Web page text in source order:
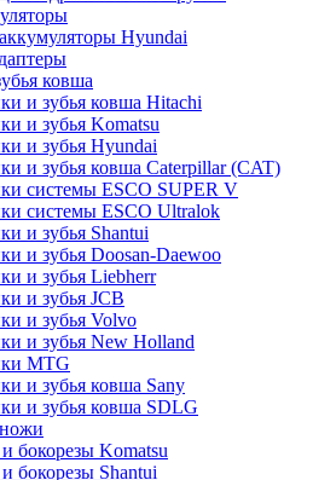
Hyundai
ковша
и зубья ковша Hitachi
и зубья Komatsu
и зубья Hyundai
и зубья ковша Caterpillar (CAT)
системы ESCO SUPER V
системы ESCO Ultralok
и зубья Shantui
и зубья Doosan-Daewoo
и зубья Liebherr
и зубья JCB
и зубья Volvo
и зубья New Holland
MTG
и зубья ковша Sany
и зубья ковша SDLG
бокорезы Komatsu
бокорезы Shantui